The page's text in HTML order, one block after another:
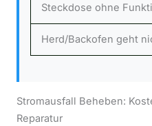
Steckdose ohne
Herd/Backofen geht
Stromausfall Beheben:
Reparatur